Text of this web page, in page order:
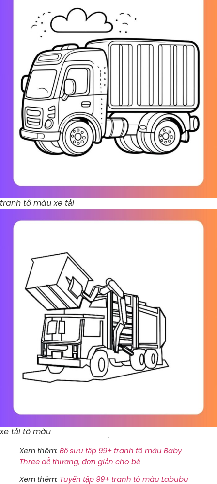
tranh tô màu xe tải
xe tải tô màu​
Xem thêm: Bộ sưu tập 99+ tranh tô màu Baby
Three dễ thương, đơn giản cho bé
Xem thêm: Tuyển tập 99+ tranh tô màu Labubu